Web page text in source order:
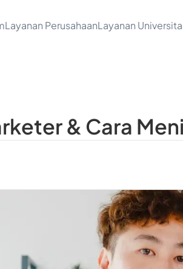
Layanan PerusahaanLayanan
& Cara